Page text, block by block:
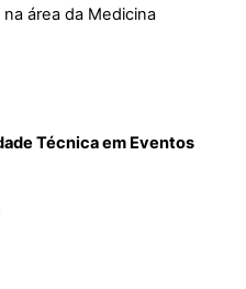
área da Medicina
Técnica em Eventos